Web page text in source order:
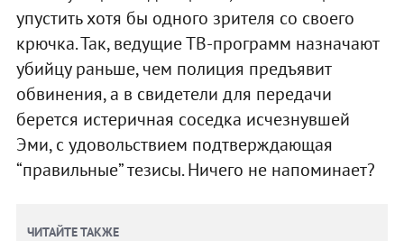
упустить хотя бы одного зрителя со своего
крючка. Так, ведущие ТВ-программ назначают
убийцу раньше, чем полиция предъявит
обвинения, а в свидетели для передачи
берется истеричная соседка исчезнувшей
Эми, с удовольствием подтверждающая
“правильные” тезисы. Ничего не напоминает?
ЧИТАЙТЕ ТАКЖЕ